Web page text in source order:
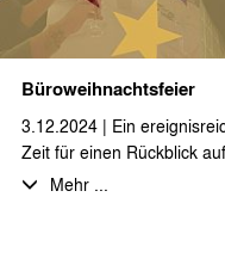
Büroweihnachtsfeier
3.12.2024 | Ein
Zeit für einen Rückblick
Ausblick auf neue
Mehr ...